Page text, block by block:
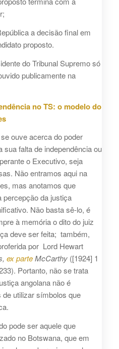
a decisão final em
proposto.
do Tribunal Supremo só
publicamente na
no TS: o modelo do
ouve acerca do poder
sua falta de independência ou
o Executivo, seja
Não entramos aqui na
mas anotamos que
percepção da justiça
Não basta sê-lo, é
à memória o dito do juiz
deve ser feita; também,
por Lord Hewart
ex parteMcCarthy([1924] 1
Portanto, não se trata
angolana não é
utilizar símbolos que
pode ser aquele que
no Botswana, que em